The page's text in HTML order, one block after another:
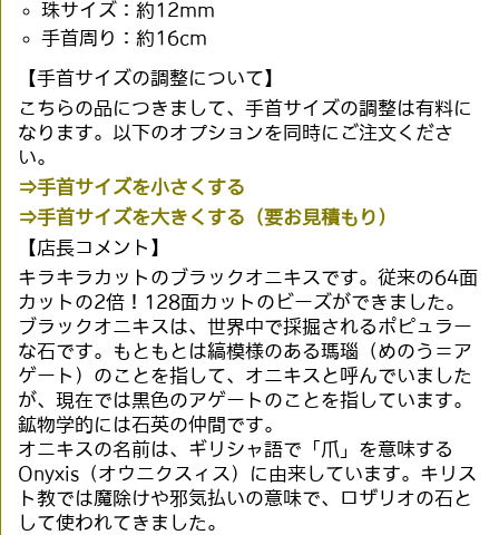
珠サイズ：約12mm
手首周り：約16cm
【手首サイズの調整について】
こちらの品につきまして、手首サイズの調整は有料に
なります。以下のオプションを同時にご注文くださ
い。
⇒手首サイズを小さくする
⇒手首サイズを大きくする（要お見積もり）
【店長コメント】
キラキラカットのブラックオニキスです。 従来の64面
カットの2倍！128面カットのビーズができました。
ブラックオニキスは、世界中で採掘されるポピュラー
な石です。もともとは縞模様のある瑪瑙（めのう＝ア
ゲート）のことを指して、オニキスと呼んでいました
が、現在では黒色のアゲートのことを指しています。
鉱物学的には石英の仲間です。
オニキスの名前は、ギリシャ語で「爪」を意味する
Onyxis（オウニクスィス）に由来しています。キリス
ト教では魔除けや邪気払いの意味で、ロザリオの石と
して使われてきました。